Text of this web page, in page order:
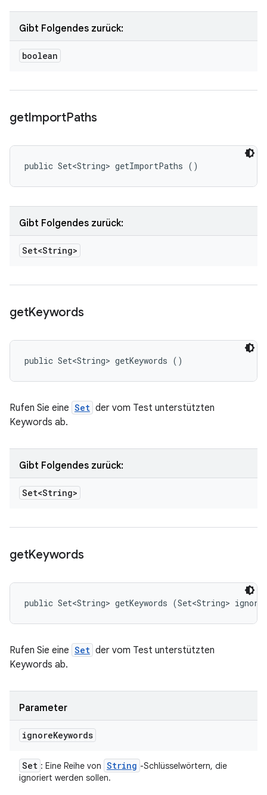
Gibt Folgendes zurück:
boolean
getImportPaths
public Set<String> getImportPaths ()
Gibt Folgendes zurück:
Set<String>
getKeywords
public Set<String> getKeywords ()
Rufen Sie eine Set der vom Test unterstützten
Keywords ab.
Gibt Folgendes zurück:
Set<String>
getKeywords
public Set<String> getKeywords (Set<String>
Rufen Sie eine Set der vom Test unterstützten
Keywords ab.
Parameter
ignoreKeywords
Set : Eine Reihe von String -Schlüsselwörtern, die
ignoriert werden sollen.